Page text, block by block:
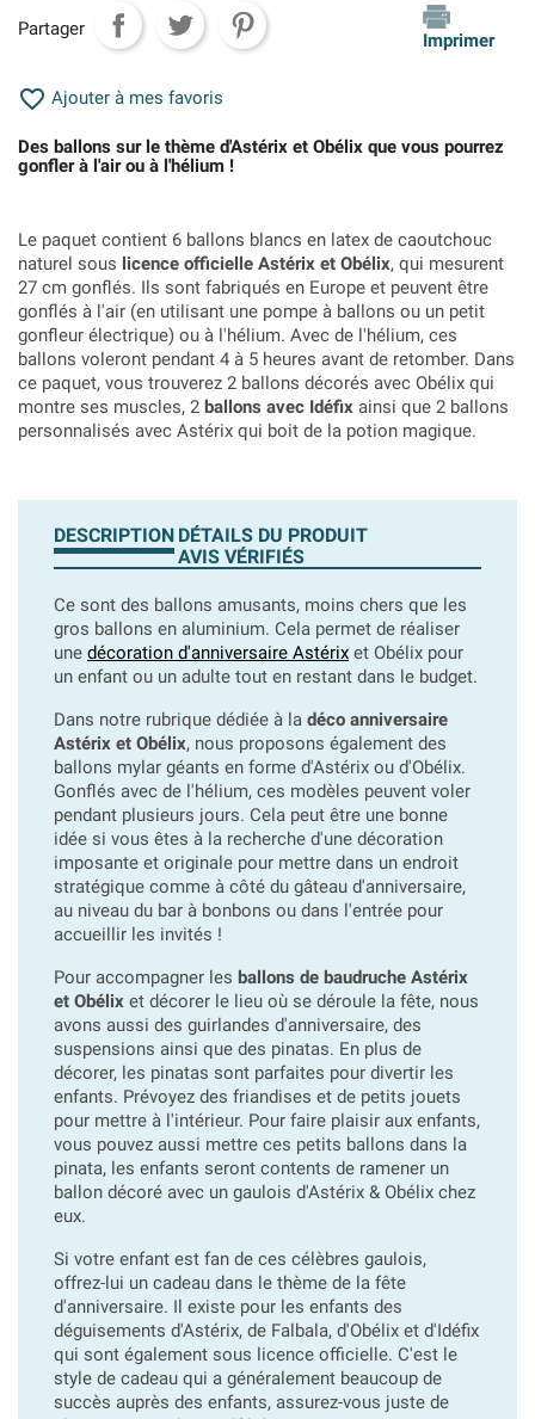
Partager
Imprimer
 Ajouter à mes favoris
Des ballons sur le thème d'Astérix et Obélix que vous pourrez
gonfler à l'air ou à l'hélium !
Le paquet contient 6 ballons blancs en latex de caoutchouc
naturel sous licence officielle Astérix et Obélix, qui mesurent
27 cm gonflés. Ils sont fabriqués en Europe et peuvent être
gonflés à l'air (en utilisant une pompe à ballons ou un petit
gonfleur électrique) ou à l'hélium. Avec de l'hélium, ces
ballons voleront pendant 4 à 5 heures avant de retomber. Dans
ce paquet, vous trouverez 2 ballons décorés avec Obélix qui
montre ses muscles, 2 ballons avec Idéfix ainsi que 2 ballons
personnalisés avec Astérix qui boit de la potion magique.
DESCRIPTION DÉTAILS DU PRODUIT
AVIS VÉRIFIÉS
Ce sont des ballons amusants, moins chers que les
gros ballons en aluminium. Cela permet de réaliser
une décoration d'anniversaire Astérix et Obélix pour
un enfant ou un adulte tout en restant dans le budget.
Dans notre rubrique dédiée à la déco anniversaire
Astérix et Obélix, nous proposons également des
ballons mylar géants en forme d'Astérix ou d'Obélix.
Gonflés avec de l'hélium, ces modèles peuvent voler
pendant plusieurs jours. Cela peut être une bonne
idée si vous êtes à la recherche d'une décoration
imposante et originale pour mettre dans un endroit
stratégique comme à côté du gâteau d'anniversaire,
au niveau du bar à bonbons ou dans l'entrée pour
accueillir les invités !
Pour accompagner les ballons de baudruche Astérix
et Obélix et décorer le lieu où se déroule la fête, nous
avons aussi des guirlandes d'anniversaire, des
suspensions ainsi que des pinatas. En plus de
décorer, les pinatas sont parfaites pour divertir les
enfants. Prévoyez des friandises et de petits jouets
pour mettre à l'intérieur. Pour faire plaisir aux enfants,
vous pouvez aussi mettre ces petits ballons dans la
pinata, les enfants seront contents de ramener un
ballon décoré avec un gaulois d'Astérix & Obélix chez
eux.
Si votre enfant est fan de ces célèbres gaulois,
offrez-lui un cadeau dans le thème de la fête
d'anniversaire. Il existe pour les enfants des
déguisements d'Astérix, de Falbala, d'Obélix et d'Idéfix
qui sont également sous licence officielle. C'est le
style de cadeau qui a généralement beaucoup de
succès auprès des enfants, assurez-vous juste de